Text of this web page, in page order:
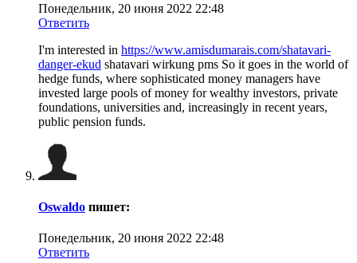
Понедельник, 20 июня 2022 22:48
Ответить
I'm interested in https://www.amisdumarais.com/shatavari-
danger-ekud shatavari wirkung pms So it goes in the world of
hedge funds, where sophisticated money managers have
invested large pools of money for wealthy investors, private
foundations, universities and, increasingly in recent years,
public pension funds.
Oswaldo пишет:
Понедельник, 20 июня 2022 22:48
Ответить